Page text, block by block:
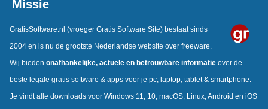
Missie
GratisSoftware.nl (vroeger Gratis Software Site) bestaat sinds
2004 en is nu de grootste Nederlandse website over freeware.
Wij bieden onafhankelijke, actuele en betrouwbare informatieover de
beste legale gratis software & apps voor je pc, laptop, tablet & smartphone.
Je vindt alle downloads voor Windows 11, 10, macOS, Linux, Android en iOS